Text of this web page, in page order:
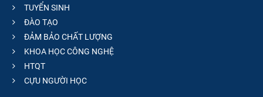
TUYỂN SINH
ĐÀO TẠO
ĐẢM BẢO CHẤT LƯỢNG
KHOA HỌC CÔNG NGHỆ
HTQT
CỰU NGƯỜI HỌC